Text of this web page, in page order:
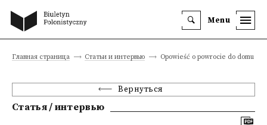
Menu
Главная страница Статьи и интервью Opowieść o powrocie do domu
Вернуться
Статья / интервью